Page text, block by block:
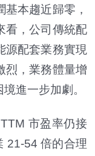
本趨近歸零，
看，公司傳統配
源配套業務實現
烈，業務體量增
進一步加劇。
市盈率仍接
21-54 倍的合理